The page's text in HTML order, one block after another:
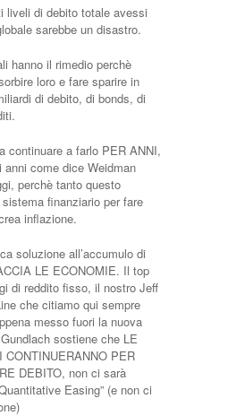
liveli di debito totale avessi
sarebbe un disastro.
hanno il rimedio perchè
loro e fare sparire in
di debito, di bonds, di
continuare a farlo PER ANNI,
come dice Weidman
perchè tanto questo
finanziario per fare
inflazione.
soluzione all’accumulo di
LE ECONOMIE. Il top
di reddito fisso, il nostro Jeff
che citiamo qui sempre
messo fuori la nuova
sostiene che LE
CONTINUERANNO PER
DEBITO, non ci sarà
Easing” (e non ci